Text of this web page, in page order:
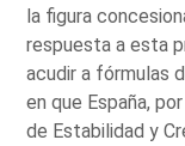
la figura
respuesta a esta
acudir a fórmulas
en que España,
de Estabilidad y